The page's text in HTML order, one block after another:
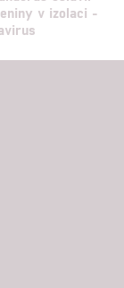
v izolaci -